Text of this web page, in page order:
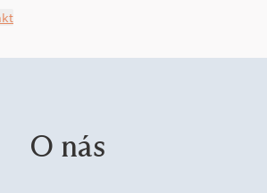
O nás